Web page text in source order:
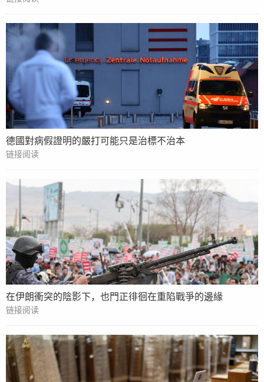
德國對病假證明的嚴打可能只是治標不治本
链接阅读
在伊朗衝突的陰影下，也門正徘徊在重陷戰爭的邊緣
链接阅读